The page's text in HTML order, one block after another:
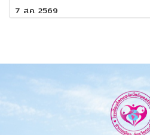
7 ส.ค. 2569